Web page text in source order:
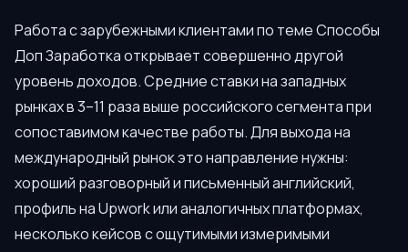
Работа с зарубежными клиентами по теме Способы
Доп Заработка открывает совершенно другой
уровень доходов. Средние ставки на западных
рынках в 3–11 раза выше российского сегмента при
сопоставимом качестве работы. Для выхода на
международный рынок это направление нужны:
хороший разговорный и письменный английский,
профиль на Upwork или аналогичных платформах,
несколько кейсов с ощутимыми измеримыми